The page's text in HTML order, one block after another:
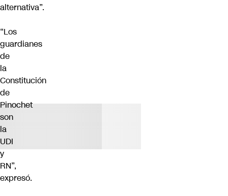
alternativa”.
“Los
guardianes
de
la
Constitución
de
Pinochet
son
la
UDI
y
RN”,
expresó.